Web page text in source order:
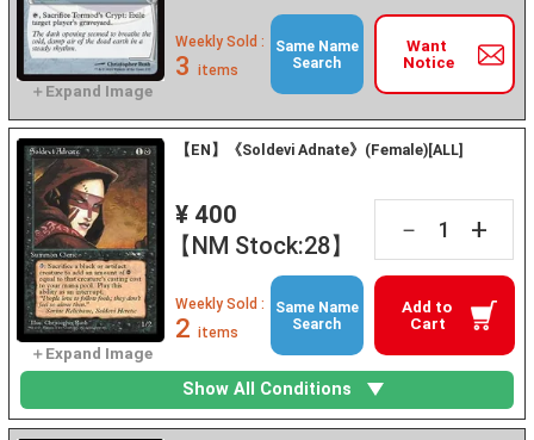
Want
Notice
Weekly Sold :
3 items
Same Name
Search
【EN】《Soldevi Adnate》(Female)[ALL]
¥ 400
【NM Stock:28】
－ +
Add to
Cart
Weekly Sold :
2 items
Same Name
Search
Show All Conditions